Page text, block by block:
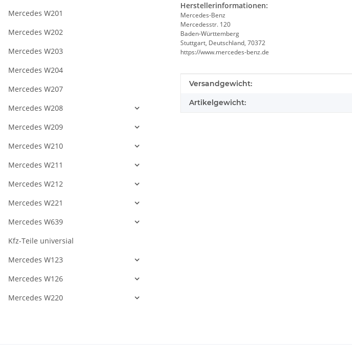
Herstellerinformationen:
Mercedes-Benz
Mercedesstr. 120
Baden-Württemberg
Stuttgart, Deutschland, 70372
https://www.mercedes-benz.de
Produkteigenschaft
Wert
Versandgewicht:
Artikelgewicht:
Mercedes W201
Mercedes W202
Mercedes W203
Mercedes W204
Mercedes W207
Mercedes W208
Mercedes W209
Mercedes W210
Mercedes W211
Mercedes W212
Mercedes W221
Mercedes W639
Kfz-Teile universial
Mercedes W123
Mercedes W126
Mercedes W220